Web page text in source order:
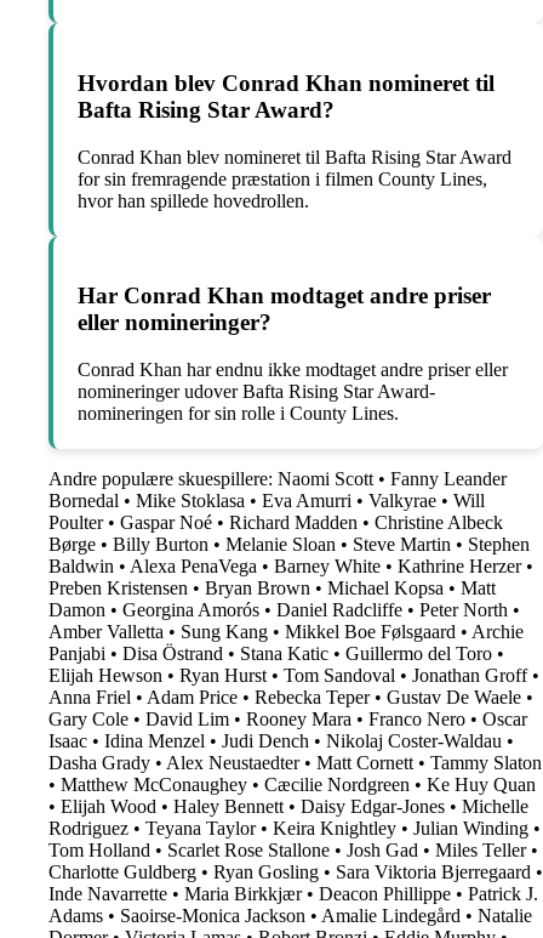
Hvordan blev Conrad Khan nomineret til
Bafta Rising Star Award?
Conrad Khan blev nomineret til Bafta Rising Star Award
for sin fremragende præstation i filmen County Lines,
hvor han spillede hovedrollen.
Har Conrad Khan modtaget andre priser
eller nomineringer?
Conrad Khan har endnu ikke modtaget andre priser eller
nomineringer udover Bafta Rising Star Award-
nomineringen for sin rolle i County Lines.
Andre populære skuespillere: Naomi Scott • Fanny Leander
Bornedal • Mike Stoklasa • Eva Amurri • Valkyrae • Will
Poulter• Gaspar Noé • Richard Madden • Christine Albeck
Børge • Billy Burton • Melanie Sloan • Steve Martin • Stephen
Baldwin • Alexa PenaVega • Barney White • Kathrine Herzer•
Preben Kristensen • Bryan Brown • Michael Kopsa • Matt
Damon • Georgina Amorós • Daniel Radcliffe • Peter North •
Amber Valletta • Sung Kang • Mikkel Boe Følsgaard • Archie
Panjabi • Disa Östrand • Stana Katic • Guillermo del Toro •
Elijah Hewson • Ryan Hurst • Tom Sandoval • Jonathan Groff•
Anna Friel • Adam Price • Rebecka Teper• Gustav De Waele •
Gary Cole • David Lim • Rooney Mara • Franco Nero • Oscar
Isaac • Idina Menzel • Judi Dench • Nikolaj Coster-Waldau •
Dasha Grady • Alex Neustaedter• Matt Cornett • Tammy Slaton
• Matthew McConaughey • Cæcilie Nordgreen • Ke Huy Quan
• Elijah Wood • Haley Bennett • Daisy Edgar-Jones • Michelle
Rodriguez • Teyana Taylor• Keira Knightley • Julian Winding •
Tom Holland • Scarlet Rose Stallone • Josh Gad • Miles Teller•
Charlotte Guldberg • Ryan Gosling • Sara Viktoria Bjerregaard •
Inde Navarrette • Maria Birkkjær• Deacon Phillippe • Patrick J.
Adams • Saoirse-Monica Jackson • Amalie Lindegård • Natalie